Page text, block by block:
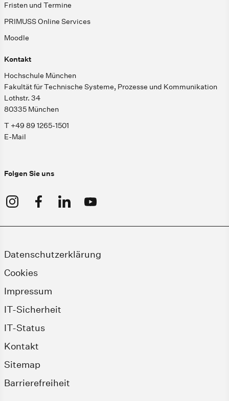
Fristen und Termine
PRIMUSS Online Services
Moodle
Kontakt
Hochschule München
Fakultät für Technische Systeme, Prozesse und Kommunikation
Lothstr. 34
80335 München
T +49 89 1265-1501
E-Mail
Folgen Sie uns
Datenschutzerklärung
Cookies
Impressum
IT-Sicherheit
IT-Status
Kontakt
Sitemap
Barrierefreiheit